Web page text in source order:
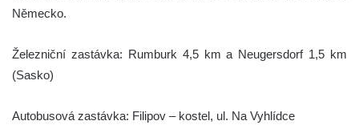
Německo.
Železniční zastávka: Rumburk 4,5 km a Neugersdorf 1,5 km
(Sasko)
Autobusová zastávka: Filipov – kostel, ul. Na Vyhlídce